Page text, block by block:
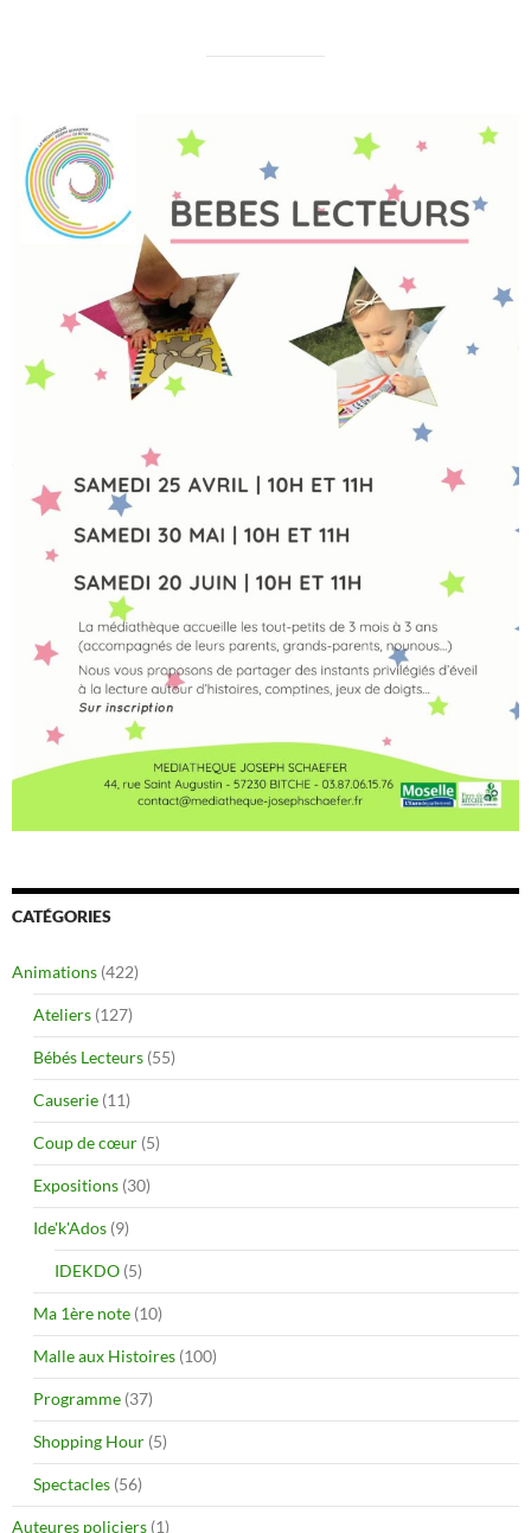
CATÉGORIES
Animations (422)
Ateliers (127)
Bébés Lecteurs (55)
Causerie (11)
Coup de cœur (5)
Expositions (30)
Ide'k'Ados (9)
IDEKDO (5)
Ma 1ère note (10)
Malle aux Histoires (100)
Programme (37)
Shopping Hour (5)
Spectacles (56)
Auteures policiers (1)